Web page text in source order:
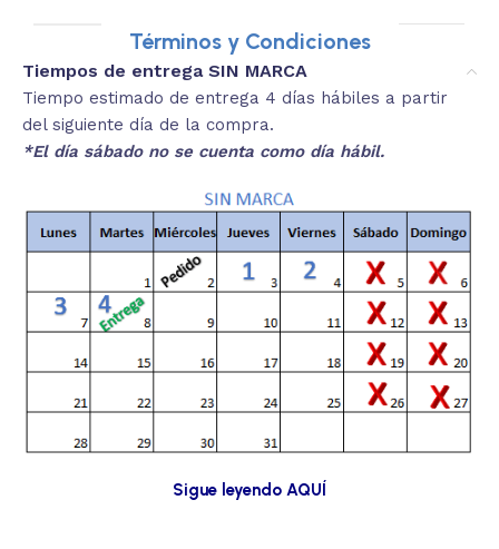
Términos y Condiciones
Tiempos de entrega SIN MARCA
Tiempo estimado de entrega 4 días hábiles a partir
del siguiente día de la compra.
*El día sábado no se cuenta como día hábil.
Sigue leyendo AQUÍ